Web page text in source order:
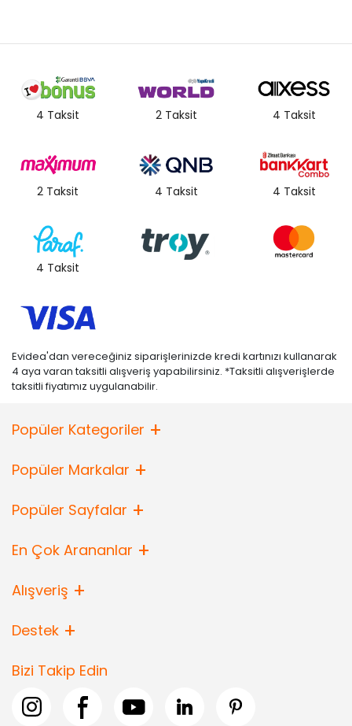
4 Taksit 2 Taksit 4 Taksit
2 Taksit 4 Taksit 4 Taksit
4 Taksit
Evidea'dan vereceğiniz siparişlerinizde kredi kartınızı kullanarak
4 aya varan taksitli alışveriş yapabilirsiniz. *Taksitli alışverişlerde
taksitli fiyatımız uygulanabilir.
Popüler Kategoriler
Popüler Markalar
Popüler Sayfalar
En Çok Arananlar
Alışveriş
Destek
Bizi Takip Edin